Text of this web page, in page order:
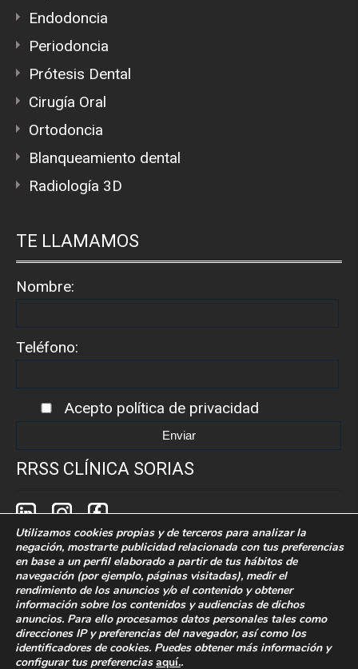
Endodoncia
Periodoncia
Prótesis Dental
Cirugía Oral
Ortodoncia
Blanqueamiento dental
Radiología 3D
TE LLAMAMOS
Nombre:
Teléfono:
Acepto política de privacidad
RRSS CLÍNICA SORIAS
Política de cookies
Politica de privacidad
Aaviso legal
Utilizamos cookies propias y de terceros para analizar la
negación, mostrarte publicidad relacionada con tus preferencias
en base a un perfil elaborado a partir de tus hábitos de
navegación (por ejemplo, páginas visitadas), medir el
rendimiento de los anuncios y/o el contenido y obtener
información sobre los contenidos y audiencias de dichos
anuncios. Para ello procesamos datos personales tales como
direcciones IP y preferencias del navegador, así como los
identificadores de cookies. Puedes obtener más información y
configurar tus preferenciasaquí..